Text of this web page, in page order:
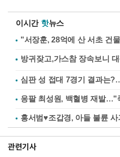
이시간 핫뉴스
"서장훈, 28억에 산 서초 건
심판 성 접대 7경기 결과는
응팔 최성원, 백혈병 재발…"
홍서범♥조갑경, 아들 불륜
관련기사